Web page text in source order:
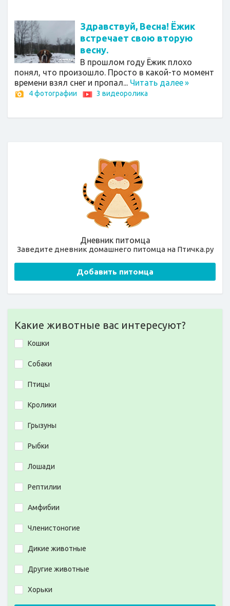
Здравствуй, Весна! Ёжик
встречает свою вторую
весну.
В прошлом году Ёжик плохо
понял, что произошло. Просто в какой-то момент
времени взял снег и пропал... Читать далее»
4 фотографии 3 видеоролика
Дневник питомца
Заведите дневник домашнего питомца на Птичка.ру
Добавить питомца
Какие животные вас интересуют?
Кошки
Собаки
Птицы
Кролики
Грызуны
Рыбки
Лошади
Рептилии
Амфибии
Членистоногие
Дикие животные
Другие животные
Хорьки